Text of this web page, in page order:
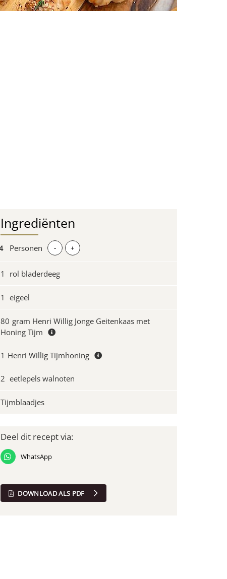
Ingrediënten
Personen - +
1 rol bladerdeeg
1 eigeel
80 gram Henri Willig Jonge Geitenkaas met
Honing Tijm
1 Henri Willig Tijmhoning
2 eetlepels walnoten
Tijmblaadjes
Deel dit recept via:
WhatsApp
DOWNLOAD ALS PDF